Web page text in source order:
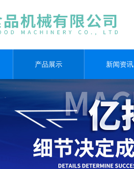
产品展示 新闻资讯